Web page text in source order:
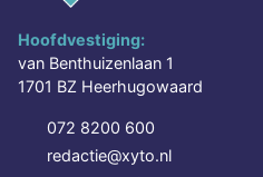
Hoofdvestiging:
van Benthuizenlaan 1
1701 BZ Heerhugowaard
072 8200 600
redactie@xyto.nl